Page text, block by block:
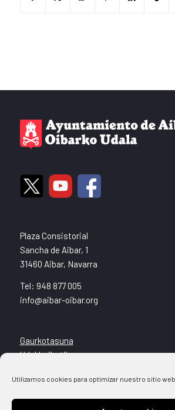
Utilizamos cookies para optimizar nuestro sitio
Plaza Consistorial
Sancha de Aibar, 1
31460 Aibar, Navarra
Tel: 948 877 005
info@aibar-oibar.org
Gaurkotasuna
Udal Leihatila
Kultura + Kirola